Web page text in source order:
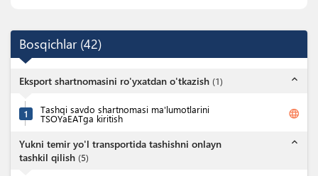
Bosqichlar (42)
Eksport shartnomasini ro'yxatdan o'tkazish (1) expand_less
1 Tashqi savdo shartnomasi ma'lumotlarini
TSOYaEATga kiritish language
Yukni temir yo'l transportida tashishni onlayn
tashkil qilish (5)
expand_less